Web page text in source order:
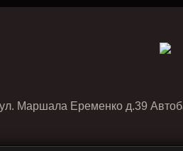
Маршала Еременко д.39